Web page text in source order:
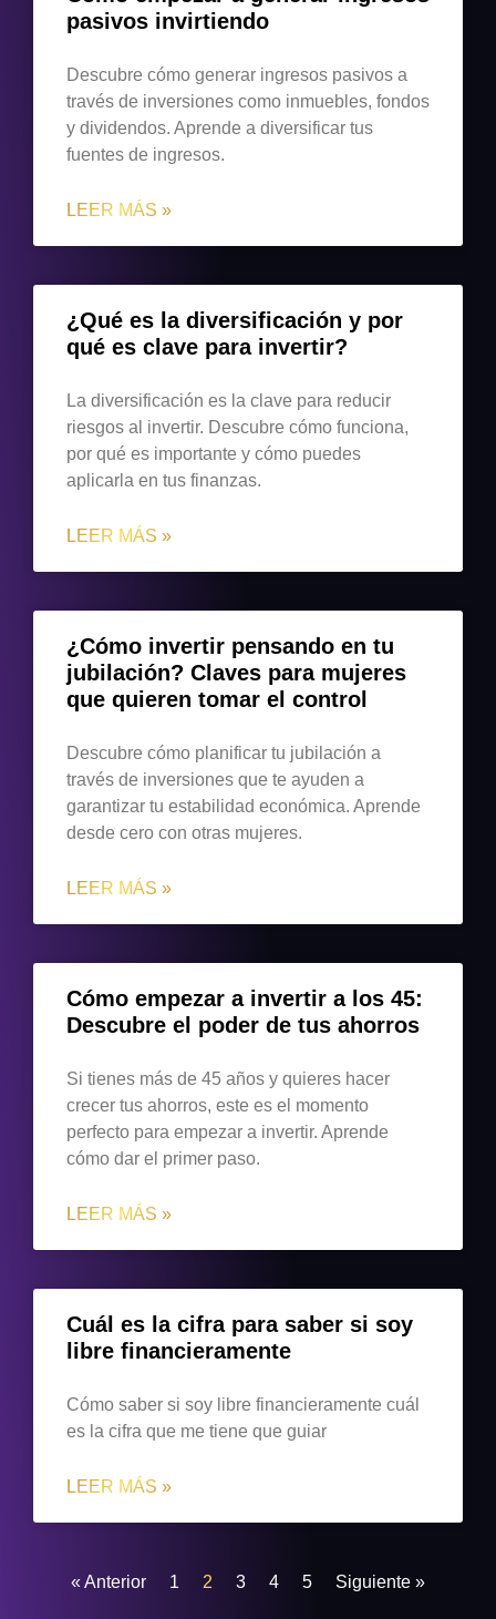
pasivos invirtiendo
Descubre cómo generar ingresos pasivos a
través de inversiones como inmuebles, fondos
y dividendos. Aprende a diversificar tus
fuentes de ingresos.
LEER MÁS »
¿Qué es la diversificación y por
qué es clave para invertir?
La diversificación es la clave para reducir
riesgos al invertir. Descubre cómo funciona,
por qué es importante y cómo puedes
aplicarla en tus finanzas.
LEER MÁS »
¿Cómo invertir pensando en tu
jubilación? Claves para mujeres
que quieren tomar el control
Descubre cómo planificar tu jubilación a
través de inversiones que te ayuden a
garantizar tu estabilidad económica. Aprende
desde cero con otras mujeres.
LEER MÁS »
Cómo empezar a invertir a los 45:
Descubre el poder de tus ahorros
Si tienes más de 45 años y quieres hacer
crecer tus ahorros, este es el momento
perfecto para empezar a invertir. Aprende
cómo dar el primer paso.
LEER MÁS »
Cuál es la cifra para saber si soy
libre financieramente
Cómo saber si soy libre financieramente cuál
es la cifra que me tiene que guiar
LEER MÁS »
« Anterior 1 2 3 4 5 Siguiente »